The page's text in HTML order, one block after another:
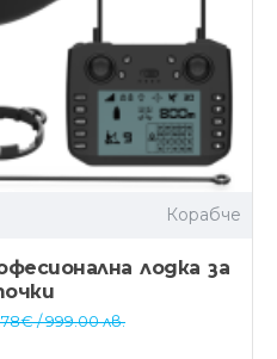
Корабче
лодка за
/ 999.00 лв.